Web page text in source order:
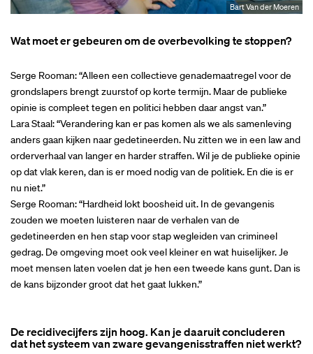
Bart Van der Moeren
Wat moet er gebeuren om de overbevolking te stoppen?
Serge Rooman: “Alleen een collectieve genademaatregel voor de
grondslapers brengt zuurstof op korte termijn. Maar de publieke
opinie is compleet tegen en politici hebben daar angst van.”
Lara Staal: “Verandering kan er pas komen als we als samenleving
anders gaan kijken naar gedetineerden. Nu zitten we in een law and
orderverhaal van langer en harder straffen. Wil je de publieke opinie
op dat vlak keren, dan is er moed nodig van de politiek. En die is er
nu niet.”
Serge Rooman: “Hardheid lokt boosheid uit. In de gevangenis
zouden we moeten luisteren naar de verhalen van de
gedetineerden en hen stap voor stap wegleiden van crimineel
gedrag. De omgeving moet ook veel kleiner en wat huiselijker. Je
moet mensen laten voelen dat je hen een tweede kans gunt. Dan is
de kans bijzonder groot dat het gaat lukken.”
De recidivecijfers zijn hoog. Kan je daaruit concluderen
dat het systeem van zware gevangenisstraffen niet werkt?